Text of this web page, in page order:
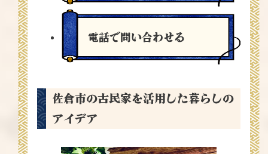
電話で問い合わせる
佐倉市の古民家を活用した暮らしの
アイデア